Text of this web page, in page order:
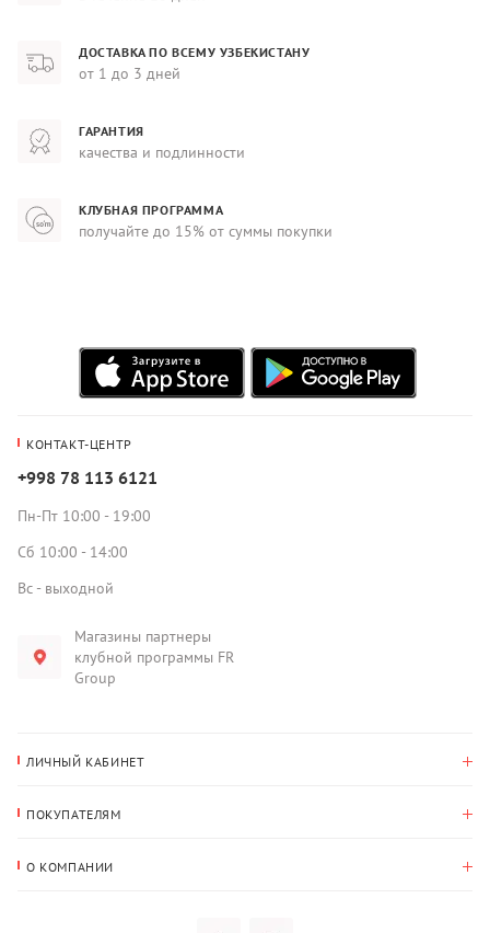
ДОСТАВКА ПО ВСЕМУ УЗБЕКИСТАНУ
от 1 до 3 дней
ГАРАНТИЯ
качества и подлинности
КЛУБНАЯ ПРОГРАММА
получайте до 15% от суммы покупки
КОНТАКТ-ЦЕНТР
+998 78 113 6121
Пн-Пт 10:00 - 19:00
Сб 10:00 - 14:00
Вс - выходной
Магазины партнеры
клубной программы FR
Group
ЛИЧНЫЙ КАБИНЕТ
Адрес для доставки
ПОКУПАТЕЛЯМ
О КОМПАНИИ